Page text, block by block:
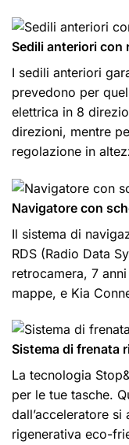
Sedili anteriori con
I sedili anteriori
prevedono per
elettrica in 8
direzioni, mentre
regolazione in
Navigatore con
Il sistema di
RDS (Radio Data
retrocamera, 7
mappe, e Kia
Sistema di frenata
La tecnologia
per le tue tasche.
dall’acceleratore
rigenerativa eco-